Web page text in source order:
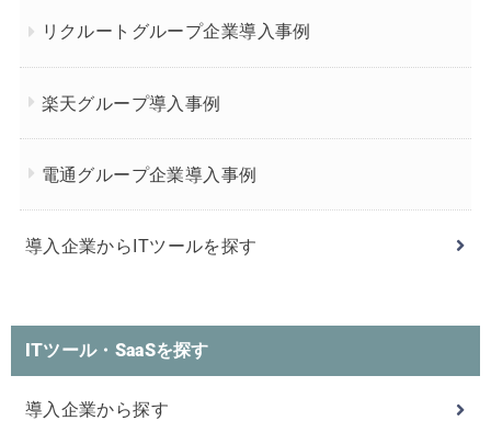
リクルートグループ企業導入事例
楽天グループ導入事例
電通グループ企業導入事例
導入企業からITツールを探す
ITツール・SaaSを探す
導入企業から探す